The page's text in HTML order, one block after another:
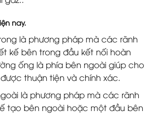
nay.
là phương pháp mà các rãnh
kế bên trong đầu kết nối hoàn
ống là phía bên ngoài giúp cho
thuận tiện và chính xác.
là phương pháp mà các rãnh
tạo bên ngoài hoặc một đầu bên